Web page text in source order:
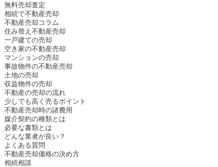
無料売却査定
相続で不動産売却
不動産売却コラム
住み替え不動産売却
一戸建ての売却
空き家の不動産売却
マンションの売却
事故物件の不動産売却
土地の売却
収益物件の売却
不動産の売却の流れ
少しでも高く売るポイント
不動産売却時の諸費用
媒介契約の種類とは
必要な書類とは
どんな業者が良い？
よくある質問
不動産売却価格の決め方
相続相談